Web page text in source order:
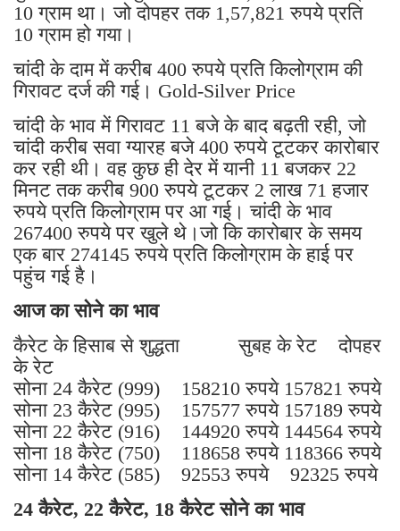
10 ग्राम था। जो दोपहर तक 1,57,821 रुपये प्रति
10 ग्राम हो गया।
चांदी के दाम में करीब 400 रुपये प्रति किलोग्राम की
गिरावट दर्ज की गई। Gold-Silver Price
चांदी के भाव में गिरावट 11 बजे के बाद बढ़ती रही, जो
चांदी करीब सवा ग्यारह बजे 400 रुपये टूटकर कारोबार
कर रही थी। वह कुछ ही देर में यानी 11 बजकर 22
मिनट तक करीब 900 रुपये टूटकर 2 लाख 71 हजार
रुपये प्रति किलोग्राम पर आ गई। चांदी के भाव
267400 रुपये पर खुले थे।जो कि कारोबार के समय
एक बार 274145 रुपये प्रति किलोग्राम के हाई पर
पहुंच गई है।
आज का सोने का भाव
कैरेट के हिसाब से शुद्धता सुबह के रेट दोपहर
के रेट
सोना 24 कैरेट (999) 158210 रुपये 157821 रुपये
सोना 23 कैरेट (995) 157577 रुपये 157189 रुपये
सोना 22 कैरेट (916) 144920 रुपये 144564 रुपये
सोना 18 कैरेट (750) 118658 रुपये 118366 रुपये
सोना 14 कैरेट (585) 92553 रुपये 92325 रुपये
24 कैरेट, 22 कैरेट, 18 कैरेट सोने का भाव